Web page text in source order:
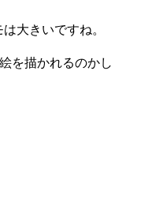
大きいですね。
を描かれるのかし